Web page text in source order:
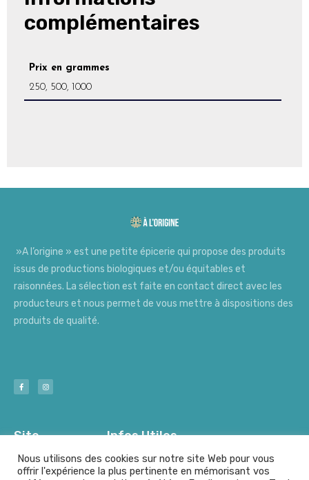
complémentaires
Prix en grammes
250, 500, 1000
»A l’origine » est une petite épicerie qui propose des produits
issus de productions biologiques et/ou équitables et
raisonnées. La sélection est faite en contact direct avec les
producteurs et nous permet de vous mettre à dispositions des
produits de qualité.
Site Infos Utiles
Nous utilisons des cookies sur notre site Web pour vous
offrir l'expérience la plus pertinente en mémorisant vos